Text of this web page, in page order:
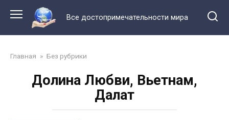
контенту
Все достопримечательности мира
Главная » Без рубрики
Долина Любви, Вьетнам,
Далат